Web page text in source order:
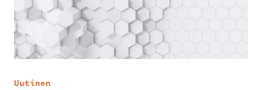
Uutinen